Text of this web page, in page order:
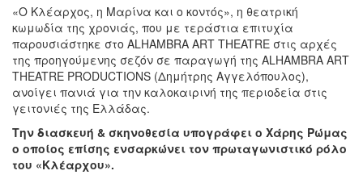
«Ο Κλέαρχος, η Μαρίνα και ο κοντός», η θεατρική
κωμωδία της χρονιάς, που με τεράστια επιτυχία
παρουσιάστηκε στο ALHAMBRA ART THEATRE στις αρχές
της προηγούμενης σεζόν σε παραγωγή της ALHAMBRA ART
THEATRE PRODUCTIONS (Δημήτρης Αγγελόπουλος),
ανοίγει πανιά για την καλοκαιρινή της περιοδεία στις
γειτονιές της Ελλάδας.
Την διασκευή & σκηνοθεσία υπογράφει ο Χάρης Ρώμας
ο οποίος επίσης ενσαρκώνει τον πρωταγωνιστικό ρόλο
του «Κλέαρχου».